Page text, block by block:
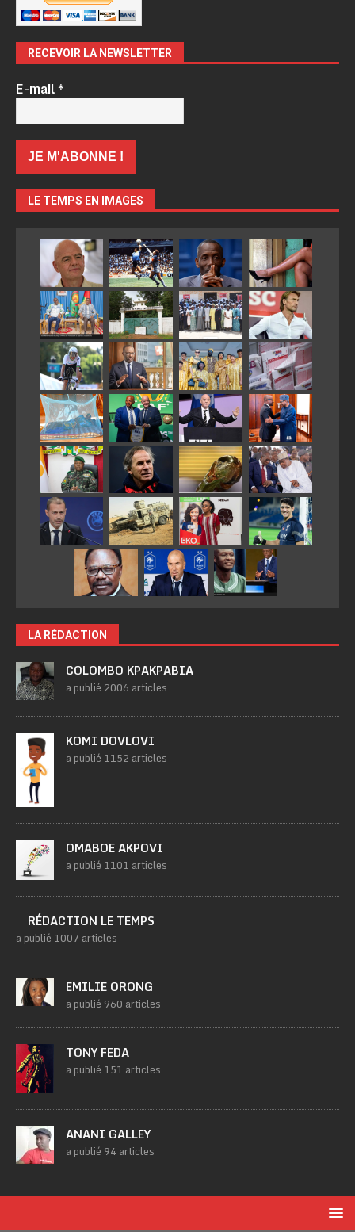
RECEVOIR LA NEWSLETTER
E-mail*
LE TEMPS EN IMAGES
LA RÉDACTION
COLOMBO KPAKPABIA
a publié 2006 articles
KOMI DOVLOVI
a publié 1152 articles
OMABOE AKPOVI
a publié 1101 articles
RÉDACTION LE TEMPS
a publié 1007 articles
EMILIE ORONG
a publié 960 articles
TONY FEDA
a publié 151 articles
ANANI GALLEY
a publié 94 articles